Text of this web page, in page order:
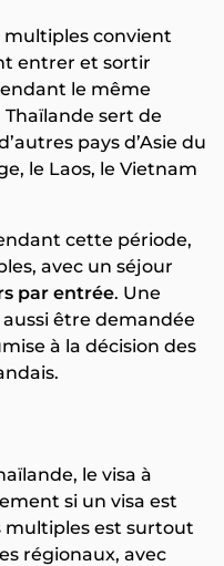
multiples convient
entrer et sortir
le même
sert de
pays d’Asie du
le Laos, le Vietnam
cette période,
avec un séjour
par entrée. Une
être demandée
à la décision des
le visa à
si un visa est
multiples est surtout
régionaux, avec